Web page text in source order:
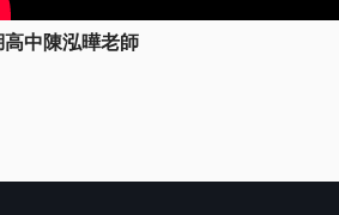
高中陳泓曄老師